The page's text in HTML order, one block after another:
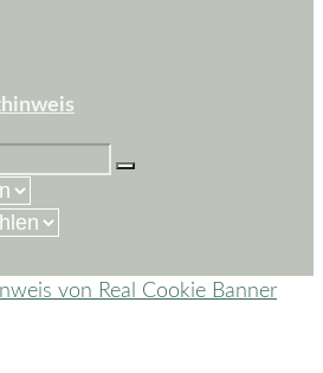
von Real Cookie Banner